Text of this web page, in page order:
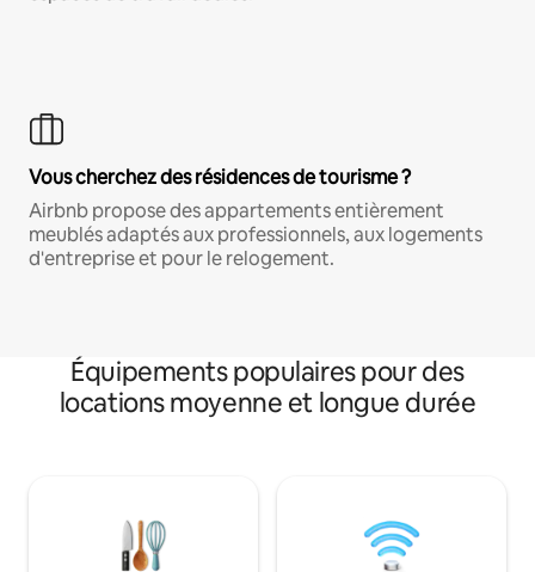
Vous cherchez des résidences de tourisme ?
Airbnb propose des appartements entièrement
meublés adaptés aux professionnels, aux logements
d'entreprise et pour le relogement.
Équipements populaires pour des
locations moyenne et longue durée